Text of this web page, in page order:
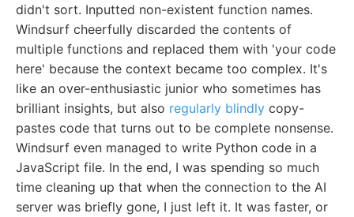
didn't sort. Inputted non-existent function names.
Windsurf cheerfully discarded the contents of
multiple functions and replaced them with 'your code
here' because the context became too complex. It's
like an over-enthusiastic junior who sometimes has
brilliant insights, but also regularly blindly copy-
pastes code that turns out to be complete nonsense.
Windsurf even managed to write Python code in a
JavaScript file. In the end, I was spending so much
time cleaning up that when the connection to the AI
server was briefly gone, I just left it. It was faster, or